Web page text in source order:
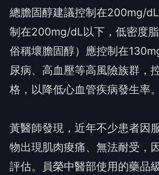
總膽固醇建議控制在200mg/
制在200mg/dL以下，低密度脂
俗稱壞膽固醇）應控制在
尿病、高血壓等高風險族群，
格，以降低心血管疾病發生率。
黃醫師發現，近年不少患者因
物出現肌肉痠痛、無法耐受，
評估。員榮中醫部使用的藥品